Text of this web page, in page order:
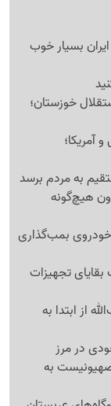
بسیار خوب
خوزستان؛
آمریکا؛
به مردم برسد
هیچ‌گونه
خودروی بمب‌گذاری
تجهیزات
از ابتدا به
در مرز
به